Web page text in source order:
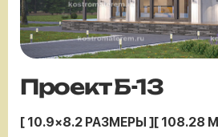
Проект Б-13
[ 10.9×8.2 РАЗМЕРЫ ][ 108.28